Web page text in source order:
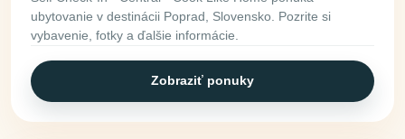
ubytovanie v destinácii Poprad, Slovensko. Pozrite si
vybavenie, fotky a ďalšie informácie.
Zobraziť ponuky